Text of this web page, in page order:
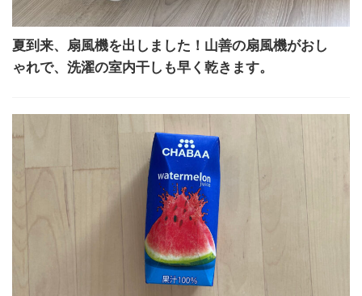
夏到来、扇風機を出しました！山善の扇風機がおし
ゃれで、洗濯の室内干しも早く乾きます。